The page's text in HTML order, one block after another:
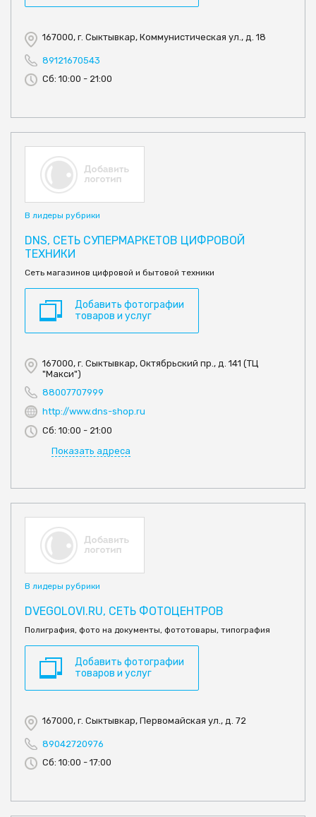
167000, г. Сыктывкар, Коммунистическая ул., д. 18
89121670543
Сб: 10:00 - 21:00
В лидеры рубрики
DNS, СЕТЬ СУПЕРМАРКЕТОВ ЦИФРОВОЙ
ТЕХНИКИ
Сеть магазинов цифровой и бытовой техники
Добавить фотографии
товаров и услуг
167000, г. Сыктывкар, Октябрьский пр., д. 141 (ТЦ
"Макси")
88007707999
http://www.dns-shop.ru
Сб: 10:00 - 21:00
Показать адреса
В лидеры рубрики
DVEGOLOVI.RU, СЕТЬ ФОТОЦЕНТРОВ
Полиграфия, фото на документы, фототовары, типография
Добавить фотографии
товаров и услуг
167000, г. Сыктывкар, Первомайская ул., д. 72
89042720976
Сб: 10:00 - 17:00